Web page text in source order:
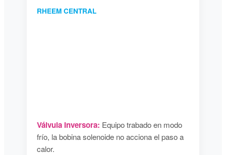
RHEEM CENTRAL
Válvula Inversora: Equipo trabado en modo
frío, la bobina solenoide no acciona el paso a
calor.